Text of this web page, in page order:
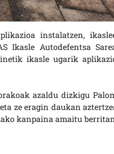
instalatzen,
Ikasle Autodefentsa
ikasle ugarik
azaldu dizkigu
ze eragin daukan
kanpaina amaitu